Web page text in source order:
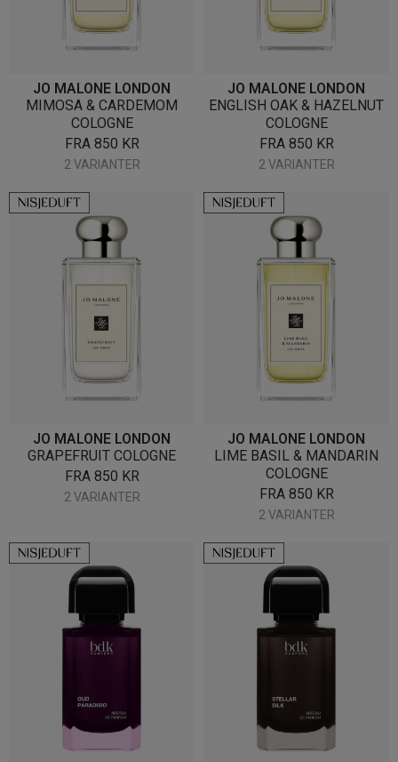
JO MALONE LONDON
MIMOSA & CARDEMOM
COLOGNE
FRA 850 KR
2 VARIANTER
JO MALONE LONDON
ENGLISH OAK & HAZELNUT
COLOGNE
FRA 850 KR
2 VARIANTER
JO MALONE LONDON
GRAPEFRUIT COLOGNE
FRA 850 KR
2 VARIANTER
JO MALONE LONDON
LIME BASIL & MANDARIN
COLOGNE
FRA 850 KR
2 VARIANTER